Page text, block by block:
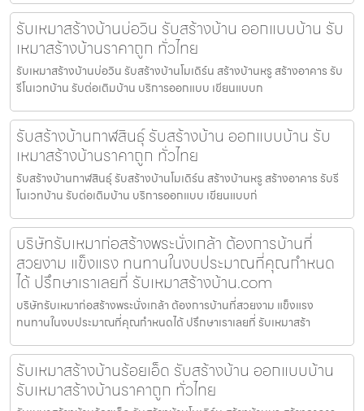
รับเหมาสร้างบ้านบ่อวิน รับสร้างบ้าน ออกแบบบ้าน รับ
เหมาสร้างบ้านราคาถูก ทั่วไทย
รับเหมาสร้างบ้านบ่อวิน รับสร้างบ้านโมเดิร์น สร้างบ้านหรู สร้างอาคาร รับ
รีโนเวทบ้าน รับต่อเติมบ้าน บริการออกแบบ เขียนแบบก
รับสร้างบ้านกาฬสินธุ์ รับสร้างบ้าน ออกแบบบ้าน รับ
เหมาสร้างบ้านราคาถูก ทั่วไทย
รับสร้างบ้านกาฬสินธุ์ รับสร้างบ้านโมเดิร์น สร้างบ้านหรู สร้างอาคาร รับรี
โนเวทบ้าน รับต่อเติมบ้าน บริการออกแบบ เขียนแบบก่
บริษัทรับเหมาก่อสร้างพระนั่งเกล้า ต้องการบ้านที่
สวยงาม แข็งแรง ทนทานในงบประมาณที่คุณกำหนด
ได้ ปรึกษาเราเลยที่ รับเหมาสร้างบ้าน.com
บริษัทรับเหมาก่อสร้างพระนั่งเกล้า ต้องการบ้านที่สวยงาม แข็งแรง
ทนทานในงบประมาณที่คุณกำหนดได้ ปรึกษาเราเลยที่ รับเหมาสร้า
รับเหมาสร้างบ้านร้อยเอ็ด รับสร้างบ้าน ออกแบบบ้าน
รับเหมาสร้างบ้านราคาถูก ทั่วไทย